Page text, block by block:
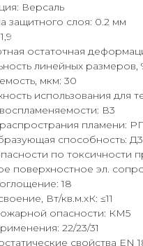
Версаль
защитного слоя: 0.2 мм
остаточная
линейных размеров,
мкм: 30
использования для
В3
пламени:
способность: Д3
по токсичности
поверхностное эл.
18
Вт/кв.м.хК: ≤11
опасности: КМ5
22/23/31
свойства EN